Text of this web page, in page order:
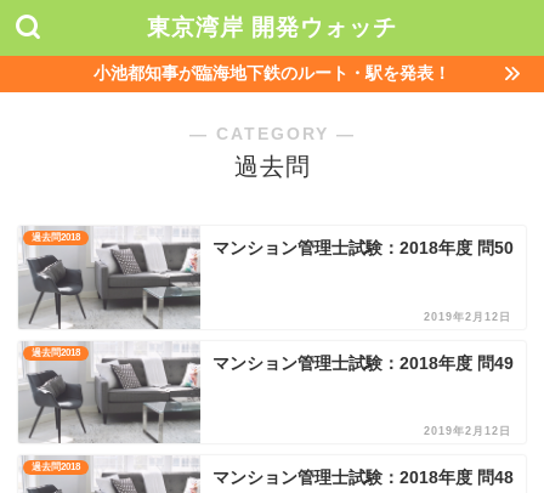
東京湾岸 開発ウォッチ
小池都知事が臨海地下鉄のルート・駅を発表！
― CATEGORY ―
過去問
過去問2018
マンション管理士試験：2018年度 問50
2019年2月12日
過去問2018
マンション管理士試験：2018年度 問49
2019年2月12日
過去問2018
マンション管理士試験：2018年度 問48